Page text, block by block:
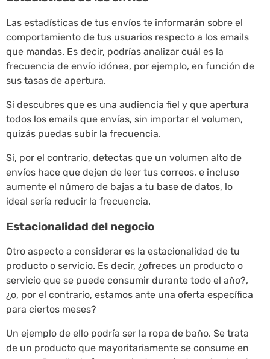
Las estadísticas de tus envíos te informarán sobre el
comportamiento de tus usuarios respecto a los emails
que mandas. Es decir, podrías analizar cuál es la
frecuencia de envío idónea, por ejemplo, en función de
sus tasas de apertura.
Si descubres que es una audiencia fiel y que apertura
todos los emails que envías, sin importar el volumen,
quizás puedas subir la frecuencia.
Si, por el contrario, detectas que un volumen alto de
envíos hace que dejen de leer tus correos, e incluso
aumente el número de bajas a tu base de datos, lo
ideal sería reducir la frecuencia.
Estacionalidad del negocio
Otro aspecto a considerar es la estacionalidad de tu
producto o servicio. Es decir, ¿ofreces un producto o
servicio que se puede consumir durante todo el año?,
¿o, por el contrario, estamos ante una oferta específica
para ciertos meses?
Un ejemplo de ello podría ser la ropa de baño. Se trata
de un producto que mayoritariamente se consume en